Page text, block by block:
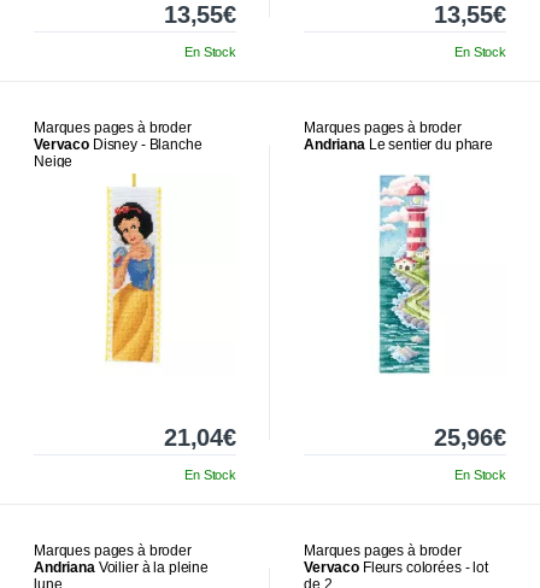
13,55€
En Stock
13,55€
En Stock
Marques pages à broder
Vervaco Disney - Blanche
Neige
21,04€
En Stock
Marques pages à broder
AndrianaLe sentier du phare
25,96€
En Stock
Marques pages à broder
AndrianaVoilier à la pleine
Marques pages à broder
Vervaco Fleurs colorées - lot